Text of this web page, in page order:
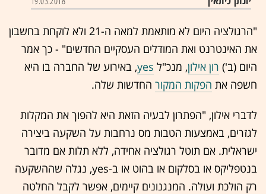
"הרגולציה היום לא מותאמת למאה ה-21 ולא לוקחת בחשבון
את האינטרנט ואת המודלים העסקיים החדשים" - כך אמר
היום (ב') רון אילון, מנכ"ל yes, באירוע של החברה בו היא
חשפה את הפקות המקור החדשות שלה.
לדברי אילון, "הפתרון לבעיה הזאת היא להפוך את המקלות
לגזרים, באמצעות הטבות מס נרחבות על השקעה ביצירה
ישראלית. אם תוטל רגולציה אחידה, ללא תלות אם מדובר
בנטפליקס או בסלקום או בהוט או ב-yes, נגלה שההשקעה
רק הולכת ועולה. המנגנונים קיימים, אפשר לקבל החלטה